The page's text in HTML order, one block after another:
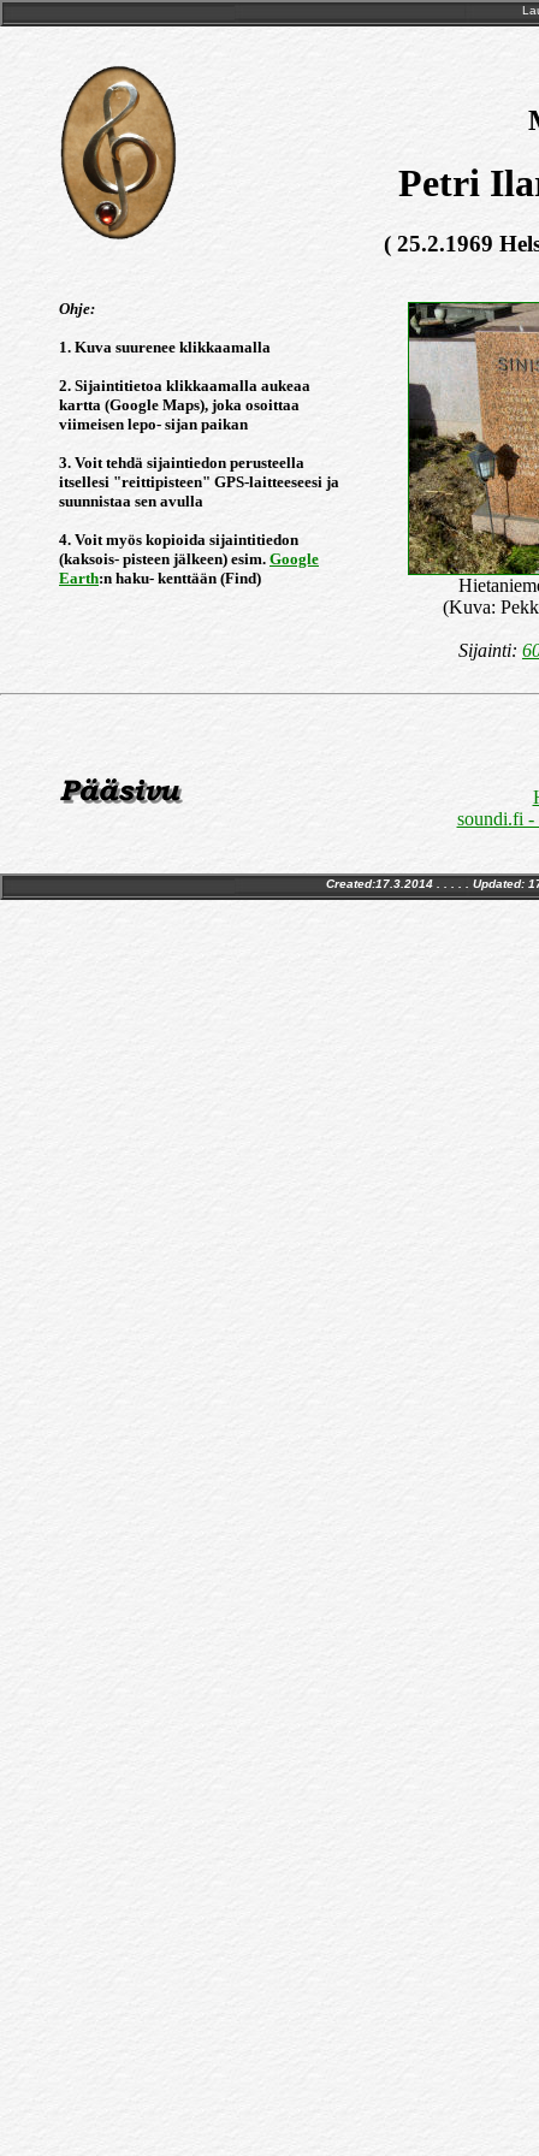
Petri
( 25.2.1969
Ohje:
1. Kuva suurenee klikkaamalla
2. Sijaintitietoa klikkaamalla aukeaa
kartta (Google Maps), joka osoittaa
viimeisen lepo- sijan paikan
3. Voit tehdä sijaintiedon perusteella
itsellesi "reittipisteen" GPS-laitteeseesi ja
suunnistaa sen avulla
4. Voit myös kopioida sijaintitiedon
(kaksois- pisteen jälkeen) esim. Google
Earth:n haku- kenttään (Find)
(Kuva:
Sijainti:
soundi.fi -
Created:17.3.2014 . . . . . Updated: